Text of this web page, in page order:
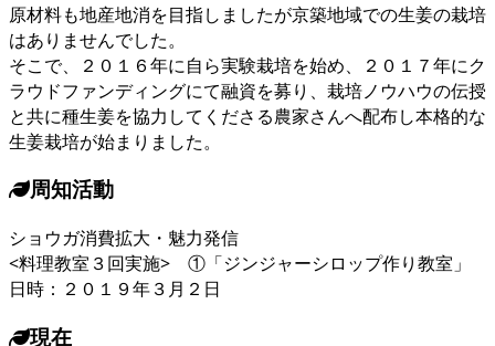
原材料も地産地消を目指しましたが京築地域での生姜の栽培
はありませんでした。
そこで、２０１６年に自ら実験栽培を始め、２０１７年にク
ラウドファンディングにて融資を募り、栽培ノウハウの伝授
と共に種生姜を協力してくださる農家さんへ配布し本格的な
生姜栽培が始まりました。
周知活動
ショウガ消費拡大・魅力発信
<料理教室３回実施> ①「ジンジャーシロップ作り教室」
日時：２０１９年３月２日
現在